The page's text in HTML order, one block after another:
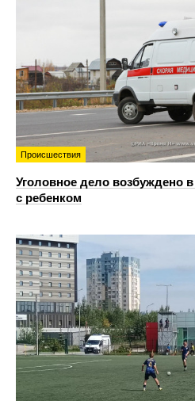
Происшествия
Уголовное дело возбуждено
с ребенком